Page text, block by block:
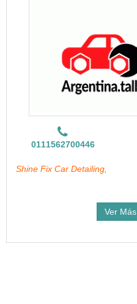
0111562700446
Shine Fix Car Detailing,
Ver Más